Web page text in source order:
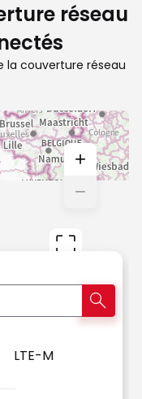
réseau
la couverture réseau
LTE-M
+ Zoom
−